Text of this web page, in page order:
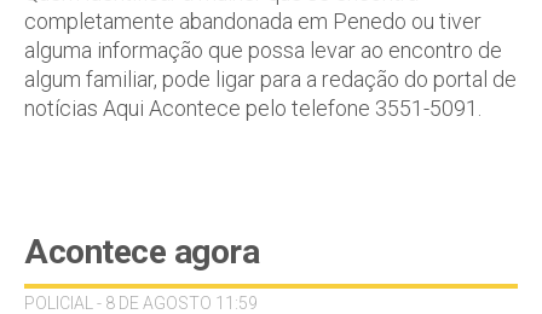
completamente abandonada em Penedo ou tiver
alguma informação que possa levar ao encontro de
algum familiar, pode ligar para a redação do portal de
notícias Aqui Acontece pelo telefone 3551-5091.
Acontece agora
POLICIAL - 8 DE AGOSTO 11:59